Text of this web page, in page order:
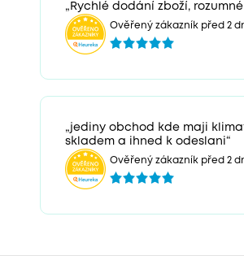
„Rychlé dodání zboží, rozumné
Ověřený zákazník před 2
„jediny obchod kde maji
skladem a ihned k odeslani“
Ověřený zákazník před 2